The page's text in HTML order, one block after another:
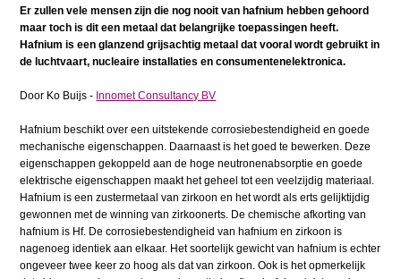
Er zullen vele mensen zijn die nog nooit van hafnium hebben gehoord
maar toch is dit een metaal dat belangrijke toepassingen heeft.
Hafnium is een glanzend grijsachtig metaal dat vooral wordt gebruikt in
de luchtvaart, nucleaire installaties en consumentenelektronica.
Door Ko Buijs - Innomet Consultancy BV
Hafnium beschikt over een uitstekende corrosiebestendigheid en goede
mechanische eigenschappen. Daarnaast is het goed te bewerken. Deze
eigenschappen gekoppeld aan de hoge neutronenabsorptie en goede
elektrische eigenschappen maakt het geheel tot een veelzijdig materiaal.
Hafnium is een zustermetaal van zirkoon en het wordt als erts gelijktijdig
gewonnen met de winning van zirkoonerts. De chemische afkorting van
hafnium is Hf. De corrosiebestendigheid van hafnium en zirkoon is
nagenoeg identiek aan elkaar. Het soortelijk gewicht van hafnium is echter
ongeveer twee keer zo hoog als dat van zirkoon. Ook is het opmerkelijk